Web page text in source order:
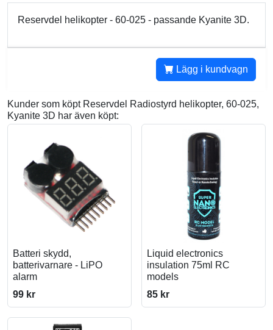
Reservdel helikopter - 60-025 - passande Kyanite 3D.
Lägg i kundvagn
Kunder som köpt Reservdel Radiostyrd helikopter, 60-025,
Kyanite 3D har även köpt:
Batteri skydd,
batterivarnare - LiPO
alarm
99 kr
Liquid electronics
insulation 75ml RC
models
85 kr